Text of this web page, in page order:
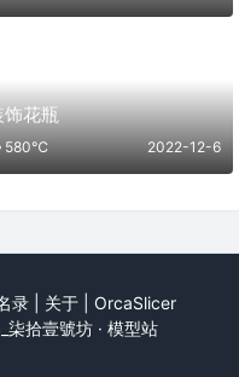
饰花瓶
2022-12-6
580℃
录| 关于| OrcaSlicer
柒拾壹號坊 · 模型站